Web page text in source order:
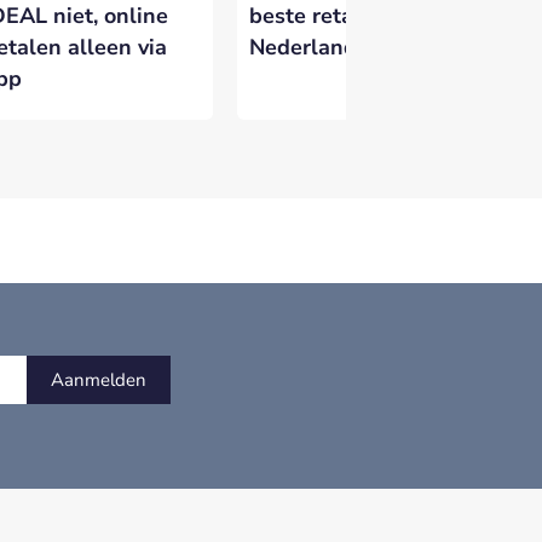
niet, online
alleen via
beste retailbank van
Nederland
Aanmelden